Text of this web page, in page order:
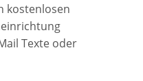
kostenlosen
Texte oder